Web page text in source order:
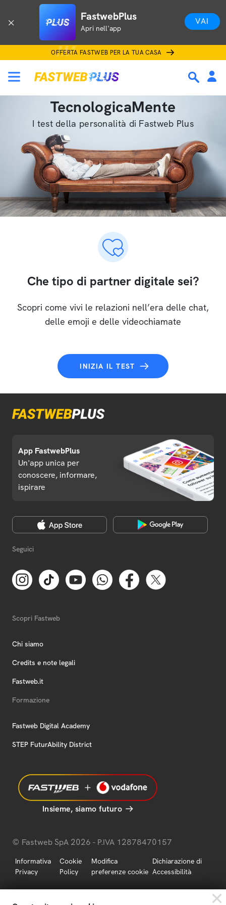
FastwebPlus
Apri nell'app
VAI
OFFERTA FASTWEB PER LA TUA CASA
TecnologicaMente
I test della personalità di Fastweb Plus
Che tipo di partner digitale sei?
Scopri come vivi le relazioni nell’era delle chat,
delle emoji e delle videochiamate
INIZIA IL TEST
App FastwebPlus
Un'app unica per
conoscere, informare,
ispirare
Seguici
Scopri Fastweb
Chi siamo
Credits e note legali
Fastweb.it
Formazione
Fastweb Digital Academy
STEP FuturAbility District
Insieme, siamo futuro
© Fastweb SpA 2026 - P.IVA 12878470157
Informativa
Privacy
Cookie
Policy
Modifica
preferenze cookie
Dichiarazione di
Accessibilità